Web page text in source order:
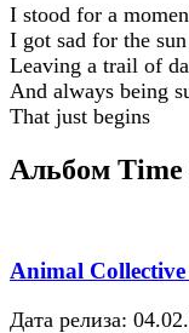
I stood for a
I got sad for the
Leaving a trail of
And always being
That just begins
Альбом Time
Animal
Дата релиза: